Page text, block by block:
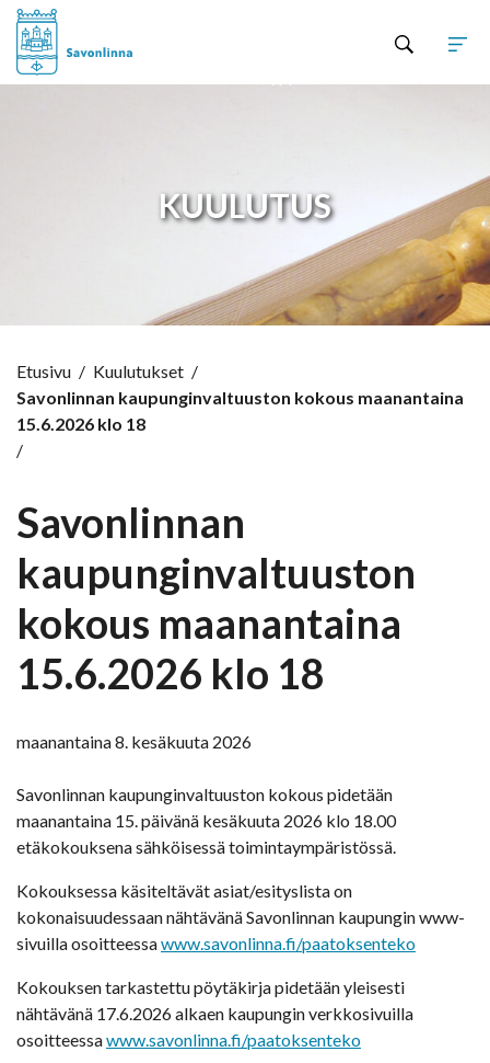
KUULUTUS
Etusivu / Kuulutukset /
Savonlinnan kaupunginvaltuuston kokous maanantaina
15.6.2026 klo 18
/
Savonlinnan
kaupunginvaltuuston
kokous maanantaina
15.6.2026 klo 18
maanantaina 8. kesäkuuta 2026
Savonlinnan kaupunginvaltuuston kokous pidetään
maanantaina 15. päivänä kesäkuuta 2026 klo 18.00
etäkokouksena sähköisessä toimintaympäristössä.
Kokouksessa käsiteltävät asiat/esityslista on
kokonaisuudessaan nähtävänä Savonlinnan kaupungin www-
sivuilla osoitteessawww.savonlinna.fi/paatoksenteko
Kokouksen tarkastettu pöytäkirja pidetään yleisesti
nähtävänä 17.6.2026 alkaen kaupungin verkkosivuilla
osoitteessawww.savonlinna.fi/paatoksenteko